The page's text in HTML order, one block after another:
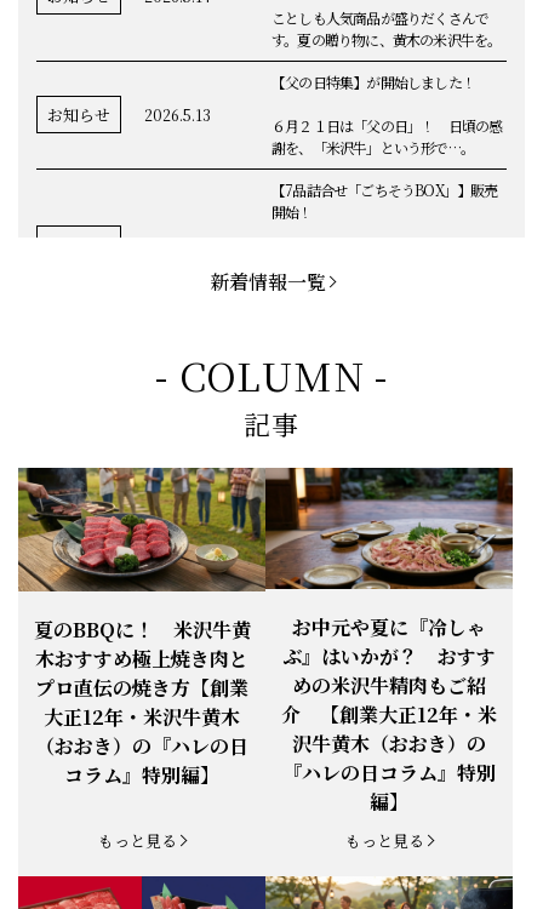
ことしも人気商品が盛りだくさんで
す。夏の贈り物に、黄木の米沢牛を。
お知らせ 2026.5.13
【父の日特集】が開始しました！
６月２１日は「父の日」！ 日頃の感
謝を、「米沢牛」という形で…。
【7品詰合せ「ごちそうBOX」】販売
開始！
ンチカツ」など、黄木の自慢が詰まっ
てます。
【BBQ(バーベキュー)特集】これから
の時期にぴったりなBBQにオススメな
米沢牛の商品をご紹介いたします。今
回限定のBBQセットや、定番部位のお
すすめ商品もございます！
お知らせ 2026.4.13
【母の日】5月10日の母の日に、
「『ありがとう』の気持ち」をお贈り
できます。
お知らせ 2026.1.25
【ご注意】1月27日（火）は終日、お
電話・FAXが繋がりません（8:30〜
18:00）
お知らせ 2026.1.20
【恵方巻】今年の2月3日は、『米沢牛
恵方巻』を！
お知らせ 2026.1.15
【新商品】『米沢牛だし茶漬け』発売
お知らせ 2025.11.3 「黄木の御歳暮」早割開始！
お知らせ 2025.9.13 「秋分の日」定休日変更のお知らせ
新着情報一覧
- COLUMN -
記事
夏のBBQに！ 米沢牛黄
木おすすめ極上焼き肉と
プロ直伝の焼き方【創業
大正12年・米沢牛黄木
（おおき）の『ハレの日
コラム』特別編】
もっと見る
お中元や夏に『冷しゃ
ぶ』はいかが？ おすす
めの米沢牛精肉もご紹
介 【創業大正12年・米
沢牛黄木（おおき）の
『ハレの日コラム』特別
編】
もっと見る